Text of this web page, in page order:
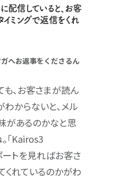
配信していると、お客
イミングで返信をくれ
へお返事をくださるん
、お客さまが読ん
からないと、メル
があるのかなと思
「Kairos3
トを見ればお客さ
くれているのかがわ